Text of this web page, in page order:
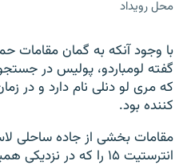
محل رویداد
با وجود آنکه به گمان مقامات
گفته لومباردو، پولیس در
که مری لو دنلی نام دارد و در
کننده بود.
مقامات بخشی از جاده ساحلی
انترستیت ۱۵ را که در